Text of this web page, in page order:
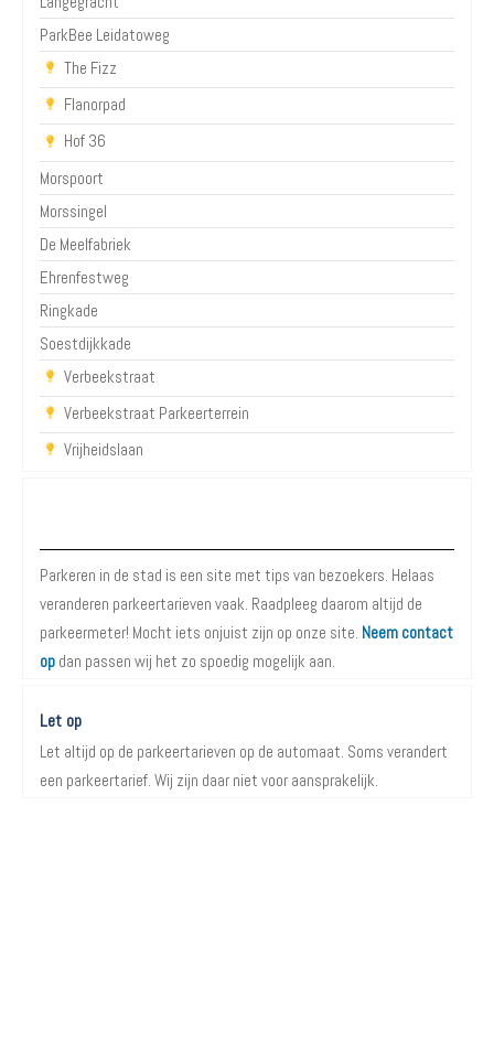
ParkBee Leidatoweg
The Fizz
Flanorpad
Hof 36
Morspoort
Morssingel
De Meelfabriek
Ehrenfestweg
Ringkade
Soestdijkkade
Verbeekstraat
Verbeekstraat Parkeerterrein
Vrijheidslaan
Parkeren in de stad is een site met tips van bezoekers. Helaas
veranderen parkeertarieven vaak. Raadpleeg daarom altijd de
parkeermeter! Mocht iets onjuist zijn op onze site. Neem contact
op dan passen wij het zo spoedig mogelijk aan.
Let op
Let altijd op de parkeertarieven op de automaat. Soms verandert
een parkeertarief. Wij zijn daar niet voor aansprakelijk.